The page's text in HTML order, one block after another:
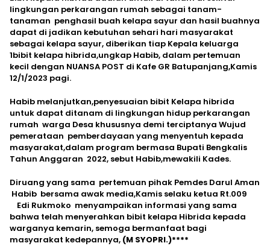
lingkungan perkarangan rumah sebagai tanam-
tanaman penghasil buah kelapa sayur dan hasil buahnya
dapat di jadikan kebutuhan sehari hari masyarakat
sebagai kelapa sayur, diberikan tiap Kepala keluarga
1bibit kelapa hibrida,ungkap Habib, dalam pertemuan
kecil dengan NUANSA POST di Kafe GR Batupanjang,Kamis
12/1/2023 pagi.
Habib melanjutkan,penyesuaian bibit Kelapa hibrida
untuk dapat ditanam di lingkungan hidup perkarangan
rumah warga Desa khususnya demi terciptanya Wujud
pemerataan pemberdayaan yang menyentuh kepada
masyarakat,dalam program bermasa Bupati Bengkalis
Tahun Anggaran 2022, sebut Habib,mewakili Kades.
Diruang yang sama pertemuan pihak Pemdes Darul Aman
Habib bersama awak media,Kamis selaku ketua Rt.009
Edi Rukmoko menyampaikan informasi yang sama
bahwa telah menyerahkan bibit kelapa Hibrida kepada
warganya kemarin, semoga bermanfaat bagi
masyarakat kedepannya, (M SYOPRI.)****